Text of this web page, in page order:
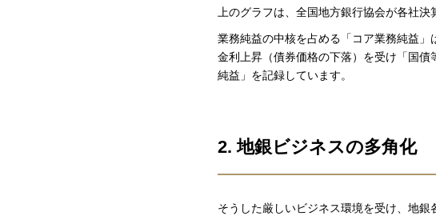
上のグラフは、全国地方銀行協会が各社決
業務純益の中核を占める「コア業務純益
金利上昇（債券価格の下落）を受け「国
純益」を記録しています。
2. 地銀ビジネスの多角化
そうした厳しいビジネス環境を受け、地